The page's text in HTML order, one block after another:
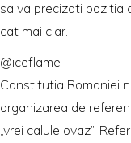
sa va precizati pozitia
cat mai clar.
@iceflame
Constitutia Romaniei
organizarea de
„vrei calule ovaz”.